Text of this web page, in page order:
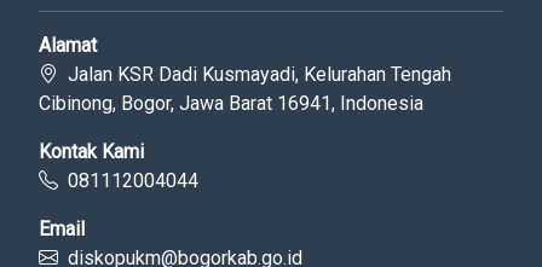
Alamat
Jalan KSR Dadi Kusmayadi, Kelurahan Tengah
Cibinong, Bogor, Jawa Barat 16941, Indonesia
Kontak Kami
081112004044
Email
diskopukm@bogorkab.go.id